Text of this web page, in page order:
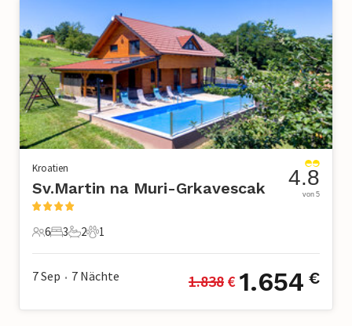
Kroatien
Sv.Martin na Muri-Grkavescak
6 Gäste
6
3 Schlafzimmer
3
2 Badezimmer
2
1 Haustier
1
4.8
von 5
7 Sep • 7 Nächte 1.838 € 1.654 €